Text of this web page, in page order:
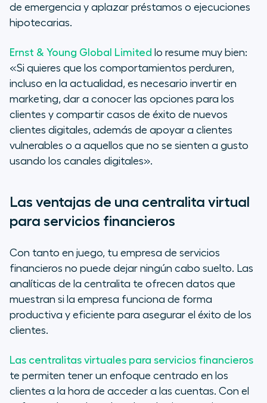
de emergencia y aplazar préstamos o ejecuciones
hipotecarias.
Ernst & Young Global Limited lo resume muy bien:
«Si quieres que los comportamientos perduren,
incluso en la actualidad, es necesario invertir en
marketing, dar a conocer las opciones para los
clientes y compartir casos de éxito de nuevos
clientes digitales, además de apoyar a clientes
vulnerables o a aquellos que no se sienten a gusto
usando los canales digitales».
Las ventajas de una centralita virtual
para servicios financieros
Con tanto en juego, tu empresa de servicios
financieros no puede dejar ningún cabo suelto. Las
analíticas de la centralita te ofrecen datos que
muestran si la empresa funciona de forma
productiva y eficiente para asegurar el éxito de los
clientes.
Las centralitas virtuales para servicios financieros
te permiten tener un enfoque centrado en los
clientes a la hora de acceder a las cuentas. Con el